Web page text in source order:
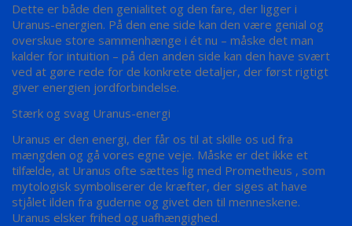
Dette er både den genialitet og den fare, der ligger i
Uranus-energien. På den ene side kan den være genial og
overskue store sammenhænge i ét nu – måske det man
kalder for intuition – på den anden side kan den have svært
ved at gøre rede for de konkrete detaljer, der først rigtigt
giver energien jordforbindelse.
Stærk og svag Uranus-energi
Uranus er den energi, der får os til at skille os ud fra
mængden og gå vores egne veje. Måske er det ikke et
tilfælde, at Uranus ofte sættes lig med Prometheus , som
mytologisk symboliserer de kræfter, der siges at have
stjålet ilden fra guderne og givet den til menneskene.
Uranus elsker frihed og uafhængighed.